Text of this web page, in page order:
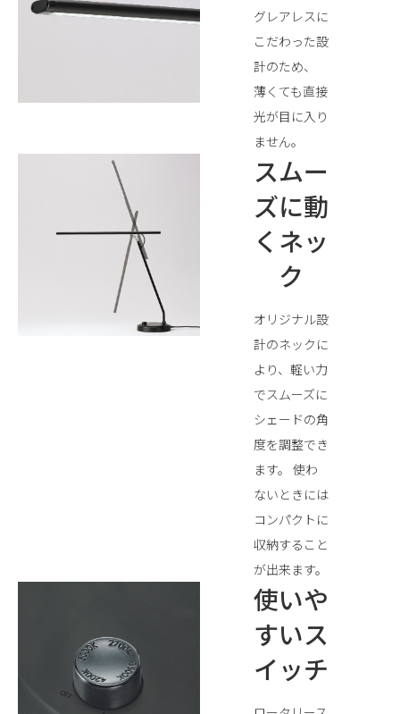
グレアレスに
こだわった設
計のため、
薄くても直接
光が目に入り
ません。
スムー
ズに動
くネッ
ク
オリジナル設
計のネックに
より、軽い力
でスムーズに
シェードの角
度を調整でき
ます。 使わ
ないときには
コンパクトに
収納すること
が出来ます。
使いや
すいス
イッチ